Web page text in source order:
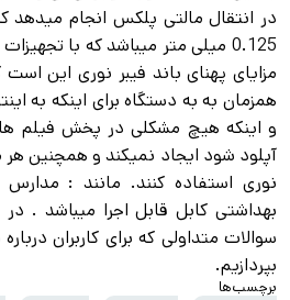
در انتقال مالتی پلکس انجام میدهد
0.125 میلی متر میباشد که با
مزایای پهنای باند فیبر نوری این است
همزمان به به دستگاه برای اینکه به
و اینکه هیچ مشکلی در پخش فیلم های
آپلود شود ایجاد نمیکند و همچنین هر
نوری استفاده کنند. مانند :
بهداشتی کابل قابل اجرا میباشد .
سوالات متداولی که برای کاربران
بپردازیم.
برچسب‌ها